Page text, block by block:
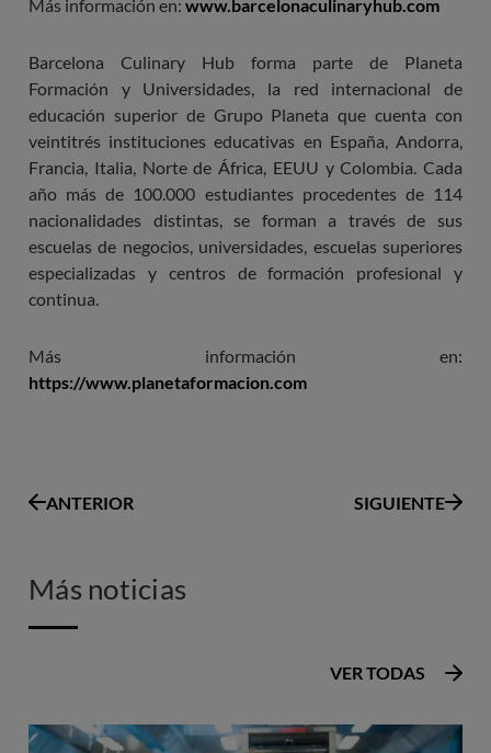
Más información en: www.barcelonaculinaryhub.com
Barcelona Culinary Hub forma parte de Planeta
Formación y Universidades, la red internacional de
educación superior de Grupo Planeta que cuenta con
veintitrés instituciones educativas en España, Andorra,
Francia, Italia, Norte de África, EEUU y Colombia. Cada
año más de 100.000 estudiantes procedentes de 114
nacionalidades distintas, se forman a través de sus
escuelas de negocios, universidades, escuelas superiores
especializadas y centros de formación profesional y
continua.
Más información en:
https://www.planetaformacion.com
ANTERIOR SIGUIENTE
Más noticias
VER TODAS